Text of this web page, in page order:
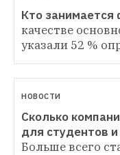
Кто занимается
качестве
указали 52 %
НОВОСТИ
Сколько
для студентов
Больше всего